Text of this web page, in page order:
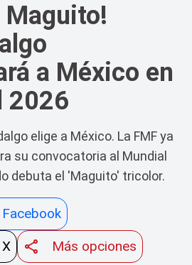
Maguito!
a México en
2026
elige a México. La FMF ya
su convocatoria al Mundial
debuta el 'Maguito' tricolor.
Más opciones